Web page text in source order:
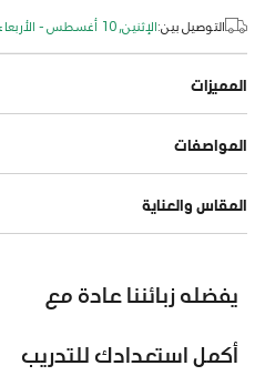
التوصيل بين:الإثنين, 10 أغسطس - الأربعاء, 12 أغسطس
المميزات
المواصفات
المقاس والعناية
يفضله زبائننا عادة مع
أكمل استعدادك للتدريب